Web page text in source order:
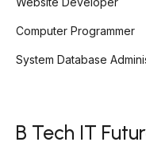
Computer Programmer
System Database
B Tech IT